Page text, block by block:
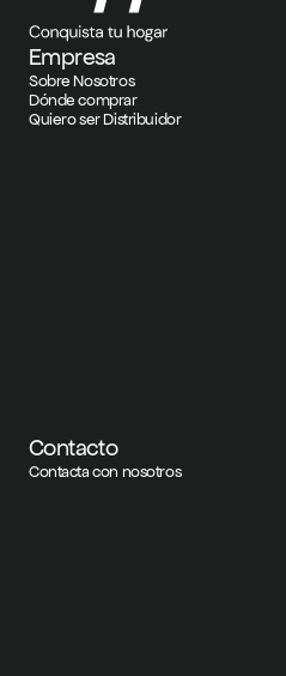
Empresa
Sobre Nosotros
Dónde comprar
Quiero ser Distribuidor
Contacto
Contacta con nosotros